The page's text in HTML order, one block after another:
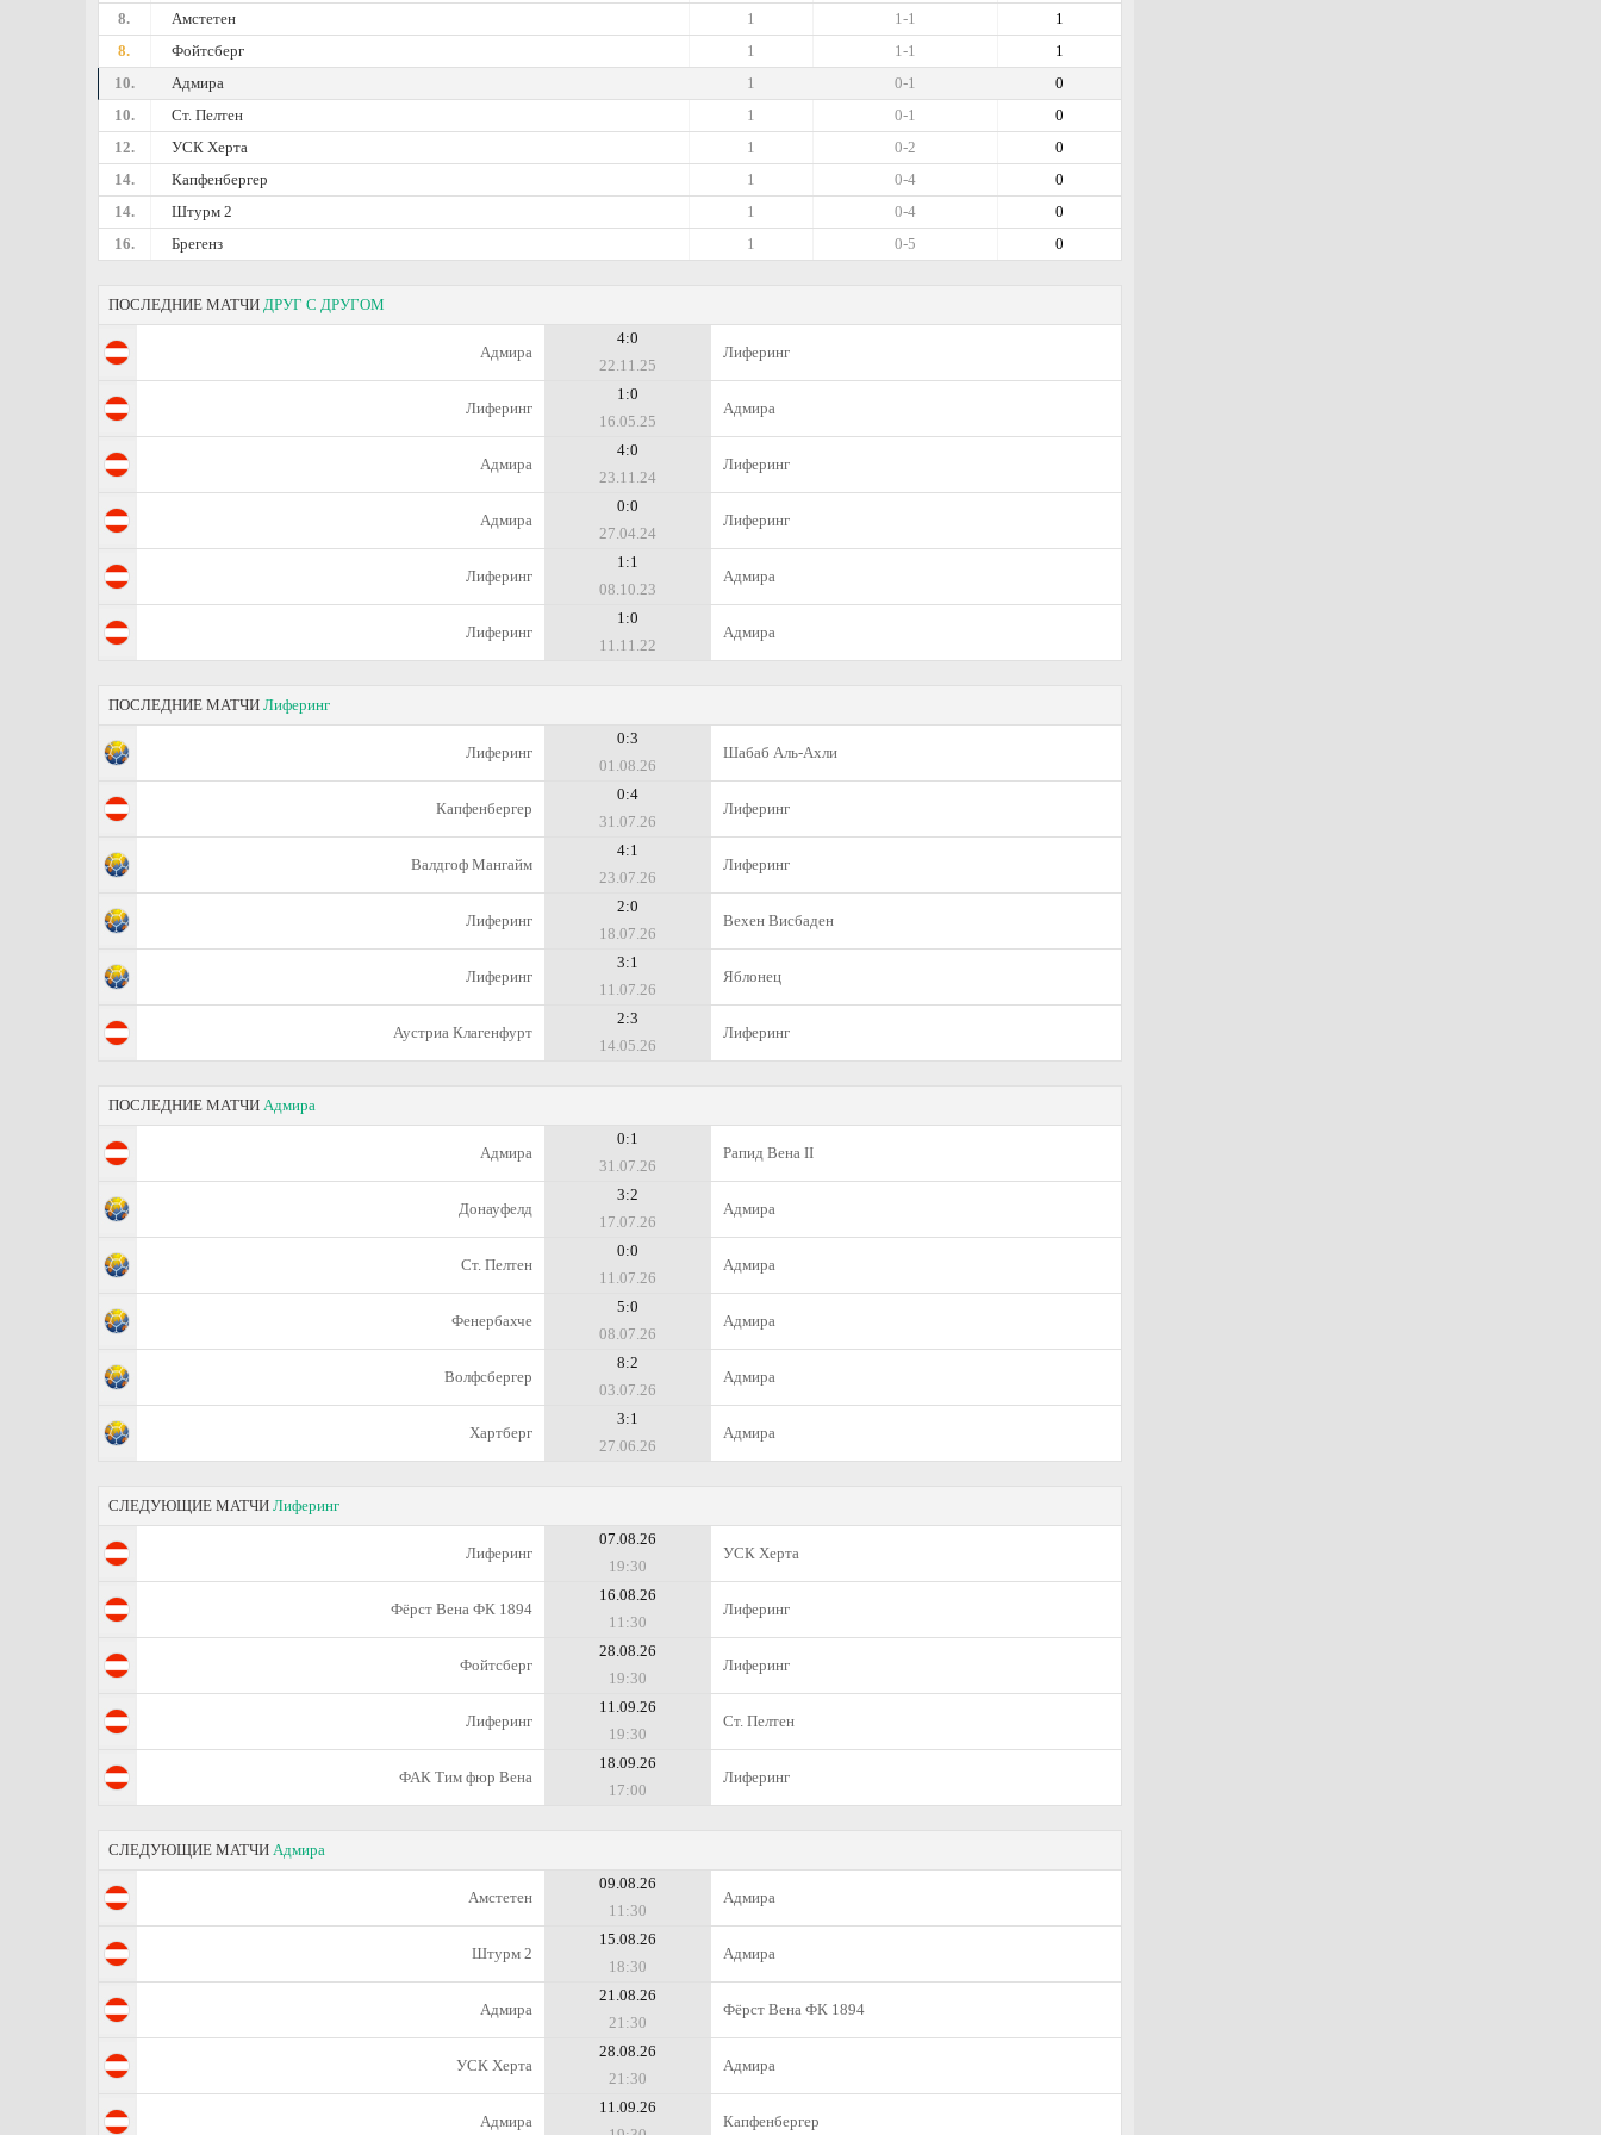
8. Амстетен 1
1-1
1
8.
Фойтсберг 1
1-1
1
10.
Адмира 0
0-1
1
10.
Ст. Пелтен 0
0-1
1
12.
УСК Херта 0
0-2
1
14.
Капфенбергер 0
0-4
1
14.
Штурм 2 0
0-4
1
16.
Брегенз 0
0-5
1
ПОСЛЕДНИЕ МАТЧИ ДРУГ С ДРУГОМ
Адмира
4:0
22.11.25
Лиферинг
Лиферинг
1:0
16.05.25
Адмира
Адмира
4:0
23.11.24
Лиферинг
Адмира
0:0
27.04.24
Лиферинг
Лиферинг
1:1
08.10.23
Адмира
Лиферинг
1:0
11.11.22
Адмира
ПОСЛЕДНИЕ МАТЧИ Лиферинг
Лиферинг
0:3
01.08.26
Шабаб Аль-Ахли
Капфенбергер
0:4
31.07.26
Лиферинг
Валдгоф Мангайм
4:1
23.07.26
Лиферинг
Лиферинг
2:0
18.07.26
Вехен Висбаден
Лиферинг
3:1
11.07.26
Яблонец
Аустриа Клагенфурт
2:3
14.05.26
Лиферинг
ПОСЛЕДНИЕ МАТЧИ Адмира
Адмира
0:1
31.07.26
Рапид Вена II
Донауфелд
3:2
17.07.26
Адмира
Ст. Пелтен
0:0
11.07.26
Адмира
Фенербахче
5:0
08.07.26
Адмира
Волфсбергер
8:2
03.07.26
Адмира
Хартберг
3:1
27.06.26
Адмира
СЛЕДУЮЩИЕ МАТЧИ Лиферинг
Лиферинг
07.08.26
19:30
УСК Херта
Фёрст Вена ФК 1894
16.08.26
11:30
Лиферинг
Фойтсберг
28.08.26
19:30
Лиферинг
Лиферинг
11.09.26
19:30
Ст. Пелтен
ФАК Тим фюр Вена
18.09.26
17:00
Лиферинг
СЛЕДУЮЩИЕ МАТЧИ Адмира
Амстетен
09.08.26
11:30
Адмира
Штурм 2
15.08.26
18:30
Адмира
Адмира
21.08.26
21:30
Фёрст Вена ФК 1894
УСК Херта
28.08.26
21:30
Адмира
Адмира
11.09.26
Капфенбергер